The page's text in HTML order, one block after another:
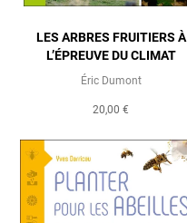
LES ARBRES FRUITIERS À
L’ÉPREUVE DU CLIMAT
Éric Dumont
20,00 €